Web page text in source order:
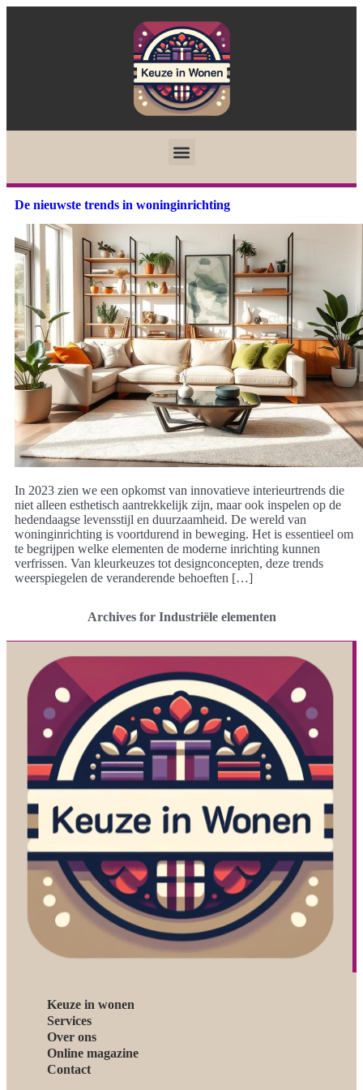
De nieuwste trends in woninginrichting
In 2023 zien we een opkomst van innovatieve interieurtrends die
niet alleen esthetisch aantrekkelijk zijn, maar ook inspelen op de
hedendaagse levensstijl en duurzaamheid. De wereld van
woninginrichting is voortdurend in beweging. Het is essentieel om
te begrijpen welke elementen de moderne inrichting kunnen
verfrissen. Van kleurkeuzes tot designconcepten, deze trends
weerspiegelen de veranderende behoeften […]
Archives for Industriële elementen
Keuze in wonen
Services
Over ons
Online magazine
Contact